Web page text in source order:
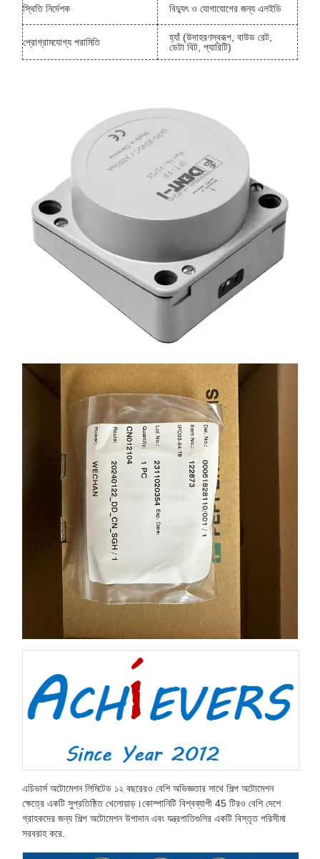
স্থিতি নির্দেশক বিদ্যুৎ ও যোগাযোগের জন্য এলইডি
প্রোগ্রামযোগ্য পরামিতি
হ্যাঁ (উদাহরণস্বরূপ, বাউড রেট,
ডেটা বিট, প্যারিটি)
এচিভার্স অটোমেশন লিমিটেড ১২ বছরেরও বেশি অভিজ্ঞতার সাথে শিল্প অটোমেশন
ক্ষেত্রে একটি সুপ্রতিষ্ঠিত খেলোয়াড়।কোম্পানিটি বিশ্বব্যাপী 45 টিরও বেশি দেশে
গ্রাহকদের জন্য শিল্প অটোমেশন উপাদান এবং যন্ত্রপাতিগুলির একটি বিস্তৃত পরিসীমা
সরবরাহ করে.